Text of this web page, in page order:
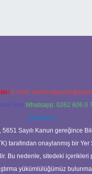
E-mail:
Whatsapp: 0262 606 0
@karabul
5651 Sayılı Kanun gereğince
tarafından onaylanmış bir Yer
Bu nedenle, sitedeki içerikleri
yükümlülüğümüz